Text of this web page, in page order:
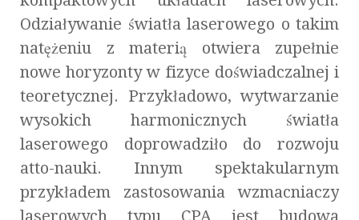
Odziaływanie światła laserowego o takim
natężeniu z materią otwiera zupełnie
nowe horyzonty w fizyce doświadczalnej i
teoretycznej. Przykładowo, wytwarzanie
wysokich harmonicznych światła
laserowego doprowadziło do rozwoju
atto-nauki. Innym spektakularnym
przykładem zastosowania wzmacniaczy
laserowych typu CPA jest budowa